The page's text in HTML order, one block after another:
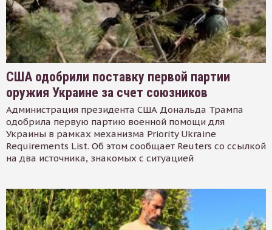
США одобрили поставку первой партии
оружия Украине за счет союзников
Администрация президента США Дональда Трампа
одобрила первую партию военной помощи для
Украины в рамках механизма Priority Ukraine
Requirements List. Об этом сообщает Reuters со ссылкой
на два источника, знакомых с ситуацией